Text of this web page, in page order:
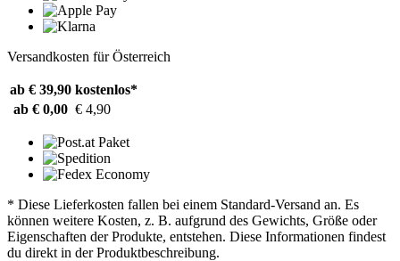
Versandkosten für Österreich
ab € 39,90 kostenlos*
ab € 0,00 € 4,90
* Diese Lieferkosten fallen bei einem Standard-Versand an. Es
können weitere Kosten, z. B. aufgrund des Gewichts, Größe oder
Eigenschaften der Produkte, entstehen. Diese Informationen findest
du direkt in der Produktbeschreibung.